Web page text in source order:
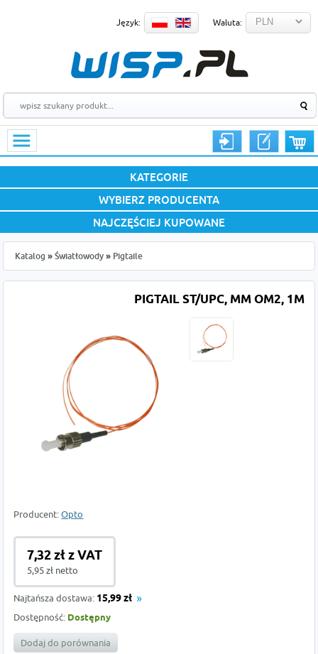
Język: Waluta:
KATEGORIE
WYBIERZ PRODUCENTA
NAJCZĘŚCIEJ KUPOWANE
Katalog » Światłowody » Pigtaile
PIGTAIL ST/UPC, MM OM2, 1M
Producent:Opto
7,32 zł z VAT
5,95 zł netto
Najtańsza dostawa: 15,99 zł
Dostępność: Dostępny
Dodaj do porównania